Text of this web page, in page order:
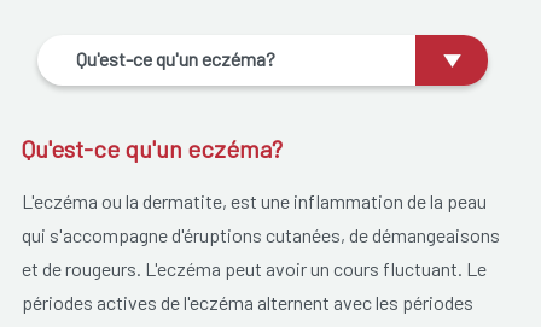
Qu'est-ce qu'un eczéma?
Qu'est-ce qu'un eczéma?
L'eczéma ou la dermatite, est une inflammation de la peau
qui s'accompagne d'éruptions cutanées, de démangeaisons
et de rougeurs. L'eczéma peut avoir un cours fluctuant. Le
périodes actives de l'eczéma alternent avec les périodes